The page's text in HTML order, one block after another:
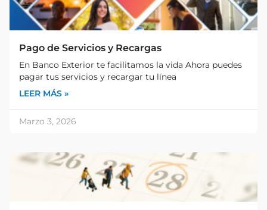
Pago de Servicios y Recargas
En Banco Exterior te facilitamos la vida Ahora puedes
pagar tus servicios y recargar tu línea
LEER MÁS »
Marzo 3, 2026